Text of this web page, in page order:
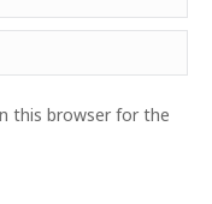
this browser for the